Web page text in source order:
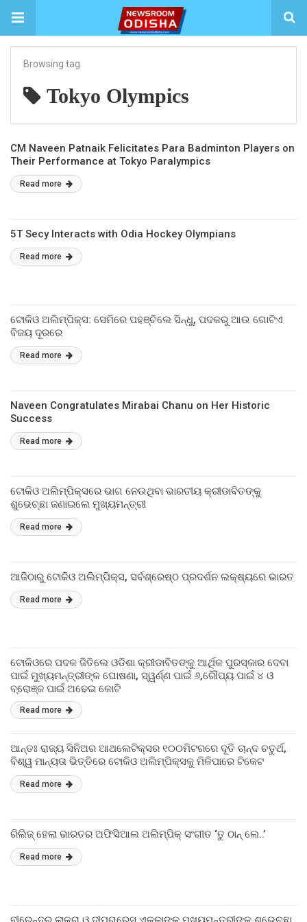
Browsing tag
Tokyo Olympics
CM Naveen Patnaik Felicitates Para Badminton Players on
Their Performance at Tokyo Paralympics
Read more
5T Secy Interacts with Odia Hockey Olympians
Read more
ଟୋକିଓ ଅଲିମ୍ପିକ୍ସ: ସେମିରେ ପହଞ୍ଚିଲେ ସିନ୍ଧୁ, ପଦକରୁ ଆଉ ଗୋଟିଏ
ବିଜୟ ଦୂରରେ
Read more
Naveen Congratulates Mirabai Chanu on Her Historic
Success
Read more
ଟୋକିଓ ଅଲିମ୍ପିକ୍ସରେ ଭାଗ ନେଉଥିବା ଭାରତୀୟ କ୍ରୀଡାବିତଙ୍କୁ
ଶୁଭେଚ୍ଛା ଜଣାଇଲେ ମୁଖ୍ୟମନ୍ତ୍ରୀ
Read more
ଆଜିଠାରୁ ଟୋକିଓ ଅଲିମ୍ପିକ୍ସ, ସର୍ବଶ୍ରେଷ୍ଠ ପ୍ରଦର୍ଶନ ଲକ୍ଷ୍ୟରେ ଭାରତ
Read more
ଟୋକିଓରେ ପଦକ ଜିତିଲେ ଓଡିଶା କ୍ରୀଡାବିତଙ୍କୁ ଆର୍ଥିକ ପୁରସ୍କାର ଦେବା
ପାଇଁ ମୁଖ୍ୟମନ୍ତ୍ରୀଙ୍କ ଘୋଷଣା, ସ୍ୱର୍ଣ୍ଣ ପାଇଁ ୬,ରୌପ୍ୟ ପାଇଁ ୪ ଓ
ବ୍ରୋଞ୍ଜ ପାଇଁ ଅଢେଇ କୋଟି
Read more
ଆନ୍ତଃ ରାଜ୍ୟ ସିନିଅର ଆଥଲେଟିକ୍ସର ୧୦୦ମିଟରରେ ଦୂତି ଚାନ୍ଦ ଚତୁର୍ଥ,
ବିଶ୍ୱ ମାନ୍ୟତା ଭିତ୍ତିରେ ଟୋକିଓ ଅଲିମ୍ପିକ୍ସକୁ ମିଳିପାରେ ଟିକେଟ
Read more
ରିଲିଜ୍ ହେଲା ଭାରତର ଅଫିସିଆଲ ଅଲିମ୍ପିକ୍ ସଂଗୀତ ‘ତୁ ଠାନ୍ ଲେ..’
Read more